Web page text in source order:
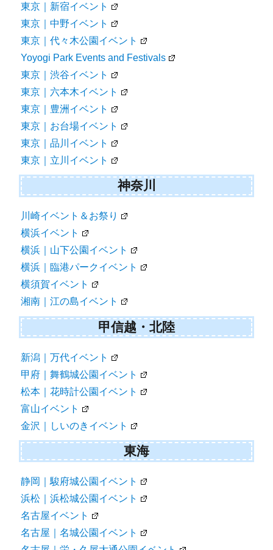
東京｜新宿イベント
東京｜中野イベント
東京｜代々木公園イベント
Yoyogi Park Events and Festivals
東京｜渋谷イベント
東京｜六本木イベント
東京｜豊洲イベント
東京｜お台場イベント
東京｜品川イベント
東京｜立川イベント
神奈川
川崎イベント＆お祭り
横浜イベント
横浜｜山下公園イベント
横浜｜臨港パークイベント
横須賀イベント
湘南｜江の島イベント
甲信越・北陸
新潟｜万代イベント
甲府｜舞鶴城公園イベント
松本｜花時計公園イベント
富山イベント
金沢｜しいのきイベント
東海
静岡｜駿府城公園イベント
浜松｜浜松城公園イベント
名古屋イベント
名古屋｜名城公園イベント